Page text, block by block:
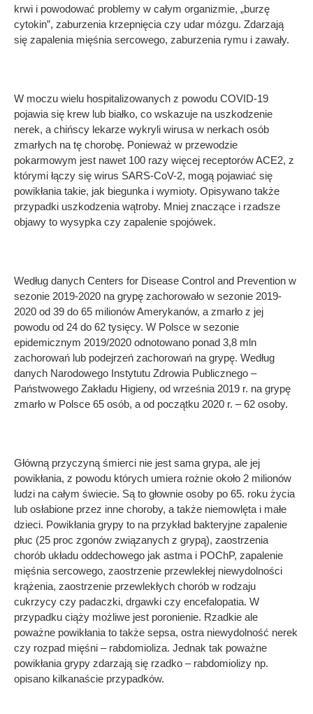
krwi i powodować problemy w całym organizmie, „burzę
cytokin”, zaburzenia krzepnięcia czy udar mózgu. Zdarzają
się zapalenia mięśnia sercowego, zaburzenia rymu i zawały.
W moczu wielu hospitalizowanych z powodu COVID-19
pojawia się krew lub białko, co wskazuje na uszkodzenie
nerek, a chińscy lekarze wykryli wirusa w nerkach osób
zmarłych na tę chorobę. Ponieważ w przewodzie
pokarmowym jest nawet 100 razy więcej receptorów ACE2, z
którymi łączy się wirus SARS-CoV-2, mogą pojawiać się
powikłania takie, jak biegunka i wymioty. Opisywano także
przypadki uszkodzenia wątroby. Mniej znaczące i rzadsze
objawy to wysypka czy zapalenie spojówek.
Według danych Centers for Disease Control and Prevention w
sezonie 2019-2020 na grypę zachorowało w sezonie 2019-
2020 od 39 do 65 milionów Amerykanów, a zmarło z jej
powodu od 24 do 62 tysięcy. W Polsce w sezonie
epidemicznym 2019/2020 odnotowano ponad 3,8 mln
zachorowań lub podejrzeń zachorowań na grypę. Według
danych Narodowego Instytutu Zdrowia Publicznego –
Państwowego Zakładu Higieny, od września 2019 r. na grypę
zmarło w Polsce 65 osób, a od początku 2020 r. – 62 osoby.
Główną przyczyną śmierci nie jest sama grypa, ale jej
powikłania, z powodu których umiera rożnie około 2 milionów
ludzi na całym świecie. Są to głownie osoby po 65. roku życia
lub osłabione przez inne choroby, a także niemowlęta i małe
dzieci. Powikłania grypy to na przykład bakteryjne zapalenie
płuc (25 proc zgonów związanych z grypą), zaostrzenia
chorób układu oddechowego jak astma i POChP, zapalenie
mięśnia sercowego, zaostrzenie przewlekłej niewydolności
krążenia, zaostrzenie przewlekłych chorób w rodzaju
cukrzycy czy padaczki, drgawki czy encefalopatia. W
przypadku ciąży możliwe jest poronienie. Rzadkie ale
poważne powikłania to także sepsa, ostra niewydolność nerek
czy rozpad mięśni – rabdomioliza. Jednak tak poważne
powikłania grypy zdarzają się rzadko – rabdomiolizy np.
opisano kilkanaście przypadków.